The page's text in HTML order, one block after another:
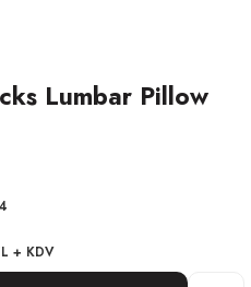
Lumbar Pillow
+ KDV